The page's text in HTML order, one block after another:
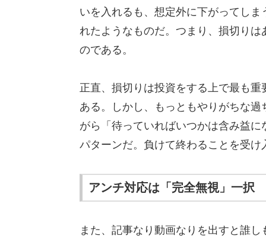
いを入れるも、想定外に下がってし
れたようなものだ。つまり、損切り
のである。
正直、損切りは投資をする上で最も
ある。しかし、もっともやりがちな
がら「待っていればいつかは含み益
パターンだ。負けて終わることを受
アンチ対応は「完全無視」一択
また、記事なり動画なりを出すと誰